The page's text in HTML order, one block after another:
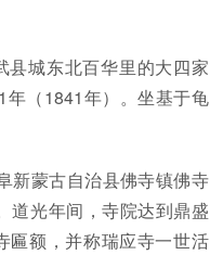
县城东北百华里的大四家
（1841年）。坐基于龟
新蒙古自治县佛寺镇佛寺
道光年间，寺院达到鼎盛
匾额，并称瑞应寺一世活